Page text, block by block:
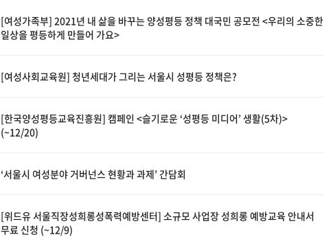
[여성가족부] 2021년 내 삶을 바꾸는 양성평등 정책 대국민 공모전 <우리의 소중한
일상을 평등하게 만들어 가요>
[여성사회교육원] 청년세대가 그리는 서울시 성평등 정책은?
[한국양성평등교육진흥원] 캠페인 <슬기로운 ‘성평등 미디어’ 생활(5차)>
(~12/20)
‘서울시 여성분야 거버넌스 현황과 과제’ 간담회
[위드유 서울직장성희롱성폭력예방센터] 소규모 사업장 성희롱 예방교육 안내서
무료 신청 (~12/9)